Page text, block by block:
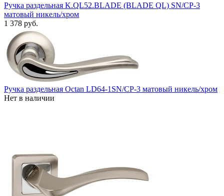
Ручка раздельная K.QL52.BLADE (BLADE QL) SN/CP-3
матовый никель/хром
1 378 руб.
Ручка раздельная Octan LD64-1SN/CP-3 матовый никель/хром
Нет в наличии